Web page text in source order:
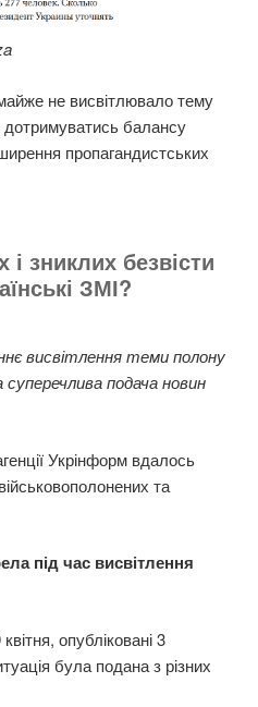
не висвітлювало тему
балансу
пропагандистських
зниклих безвісти
ЗМІ?
висвітлення теми полону
суперечлива подача новин
Укрінформ вдалось
та
під час висвітлення
опубліковані 3
була подана з різних